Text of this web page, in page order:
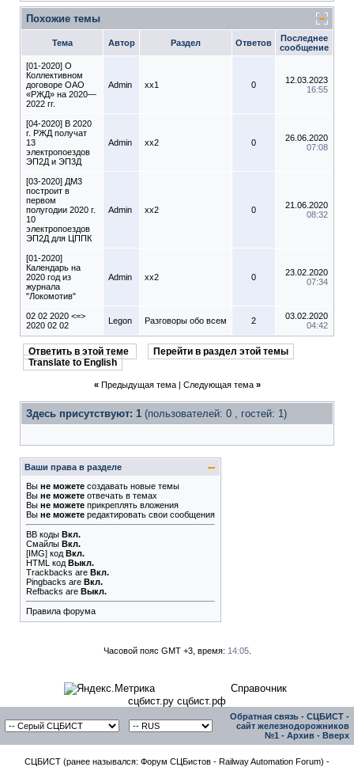
Похожие темы
Тема Автор Раздел Ответов
Последнее
сообщение
[01-2020] О
Коллективном
договоре ОАО
«РЖД» на 2020—
2022 гг.
Admin xx1 0
12.03.2023
16:55
[04-2020] В 2020
г. РЖД получат
13
электропоездов
ЭП2Д и ЭП3Д
Admin xx2 0
26.06.2020
07:08
[03-2020] ДМ3
построит в
первом
полугодии 2020 г.
10
электропоездов
ЭП2Д для ЦППК
Admin xx2 0
21.06.2020
08:32
[01-2020]
Календарь на
2020 год из
журнала
"Локомотив"
Admin xx2 0
23.02.2020
07:34
02 02 2020 <=>
2020 02 02
Legon Разговоры обо всем 2
03.02.2020
04:42
Ответить в этой теме
Перейти в раздел этой темы
Translate to English
« Предыдущая тема| Следующая тема »
Здесь присутствуют: 1 (пользователей: 0 , гостей: 1)
Ваши права в разделе
Вы не можете создавать новые темы
Вы не можете отвечать в темах
Вы не можете прикреплять вложения
Вы не можете редактировать свои сообщения
BB коды Вкл.
Смайлы Вкл.
[IMG] код Вкл.
HTML код Выкл.
Trackbacks are Вкл.
Pingbacks are Вкл.
Refbacks are Выкл.
Правила форума
Часовой пояс GMT +3, время: 14:05.
Справочник
сцбист.ру сцбист.рф
Обратная связь - СЦБИСТ -
сайт железнодорожников
№1 - Архив - Вверх
СЦБИСТ (ранее назывался: Форум СЦБистов - Railway Automation Forum) -